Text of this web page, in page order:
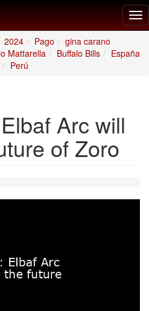
2024 Pago
gina carano
Mattarella Buffalo Bills
España
Perú
Arc will
of Zoro